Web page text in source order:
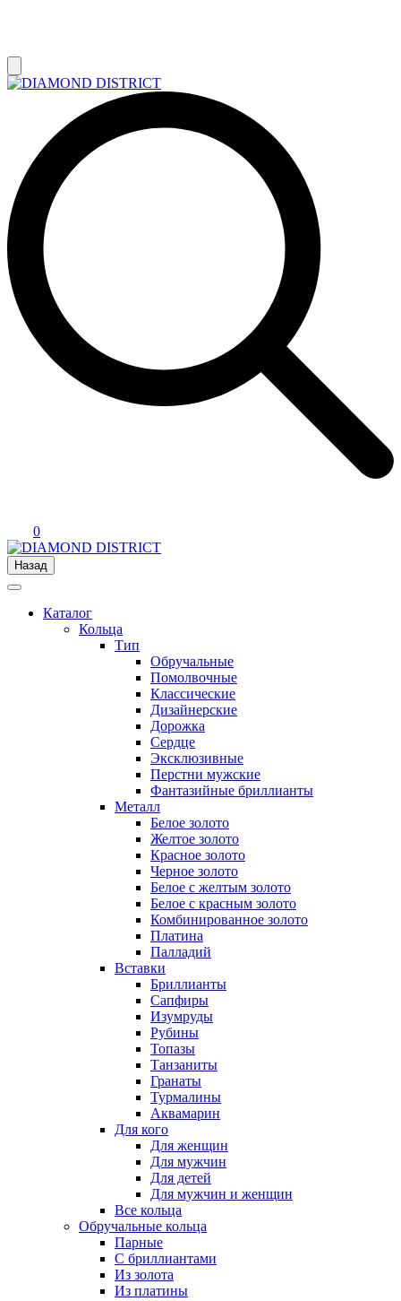
0
Назад
Каталог
Кольца
Тип
Обручальные
Помолвочные
Классические
Дизайнерские
Дорожка
Сердце
Эксклюзивные
Перстни мужские
Фантазийные бриллианты
Металл
Белое золото
Желтое золото
Красное золото
Черное золото
Белое с желтым золото
Белое с красным золото
Комбинированное золото
Платина
Палладий
Вставки
Бриллианты
Сапфиры
Изумруды
Рубины
Топазы
Танзаниты
Гранаты
Турмалины
Аквамарин
Для кого
Для женщин
Для мужчин
Для детей
Для мужчин и женщин
Все кольца
Обручальные кольца
Парные
С бриллиантами
Из золота
Из платины